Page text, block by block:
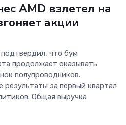
AMD взлетел на
акции
что бум
продолжает оказывать
полупроводников.
результаты за первый квартал
Общая выручка